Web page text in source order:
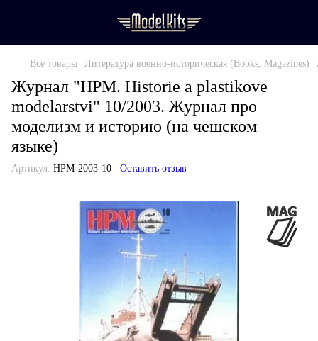
Все товары Литература военно-историческая (Books, Magazines)
Журнал "HPM. Historie a plastikove
modelarstvi" 10/2003. Журнал про
моделизм и историю (на чешском
языке)
Артикул: HPM-2003-10 Оставить отзыв